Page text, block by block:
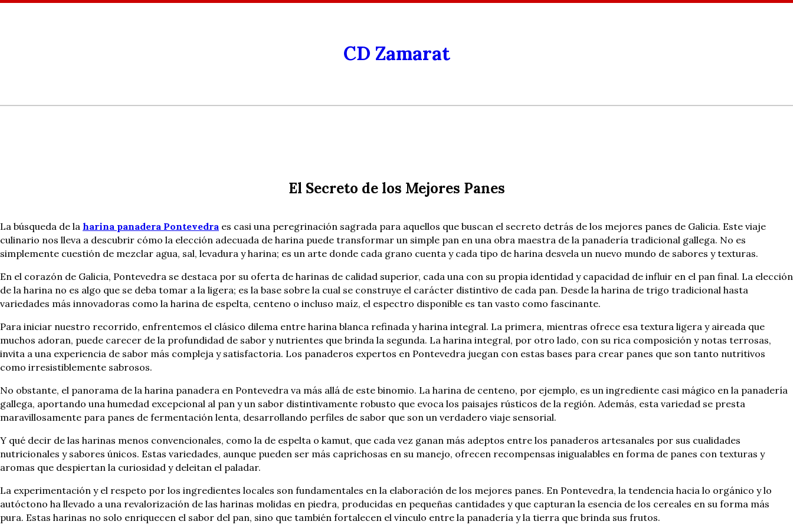
CD Zamarat
El Secreto de los Mejores Panes
La búsqueda de la harina panadera Pontevedra es casi una peregrinación sagrada para aquellos que buscan el secreto detrás de los mejores panes de Galicia. Este viaje
culinario nos lleva a descubrir cómo la elección adecuada de harina puede transformar un simple pan en una obra maestra de la panadería tradicional gallega. No es
simplemente cuestión de mezclar agua, sal, levadura y harina; es un arte donde cada grano cuenta y cada tipo de harina desvela un nuevo mundo de sabores y texturas.
En el corazón de Galicia, Pontevedra se destaca por su oferta de harinas de calidad superior, cada una con su propia identidad y capacidad de influir en el pan final. La elección
de la harina no es algo que se deba tomar a la ligera; es la base sobre la cual se construye el carácter distintivo de cada pan. Desde la harina de trigo tradicional hasta
variedades más innovadoras como la harina de espelta, centeno o incluso maíz, el espectro disponible es tan vasto como fascinante.
Para iniciar nuestro recorrido, enfrentemos el clásico dilema entre harina blanca refinada y harina integral. La primera, mientras ofrece esa textura ligera y aireada que
muchos adoran, puede carecer de la profundidad de sabor y nutrientes que brinda la segunda. La harina integral, por otro lado, con su rica composición y notas terrosas,
invita a una experiencia de sabor más compleja y satisfactoria. Los panaderos expertos en Pontevedra juegan con estas bases para crear panes que son tanto nutritivos
como irresistiblemente sabrosos.
No obstante, el panorama de la harina panadera en Pontevedra va más allá de este binomio. La harina de centeno, por ejemplo, es un ingrediente casi mágico en la panadería
gallega, aportando una humedad excepcional al pan y un sabor distintivamente robusto que evoca los paisajes rústicos de la región. Además, esta variedad se presta
maravillosamente para panes de fermentación lenta, desarrollando perfiles de sabor que son un verdadero viaje sensorial.
Y qué decir de las harinas menos convencionales, como la de espelta o kamut, que cada vez ganan más adeptos entre los panaderos artesanales por sus cualidades
nutricionales y sabores únicos. Estas variedades, aunque pueden ser más caprichosas en su manejo, ofrecen recompensas inigualables en forma de panes con texturas y
aromas que despiertan la curiosidad y deleitan el paladar.
La experimentación y el respeto por los ingredientes locales son fundamentales en la elaboración de los mejores panes. En Pontevedra, la tendencia hacia lo orgánico y lo
autóctono ha llevado a una revalorización de las harinas molidas en piedra, producidas en pequeñas cantidades y que capturan la esencia de los cereales en su forma más
pura. Estas harinas no solo enriquecen el sabor del pan, sino que también fortalecen el vínculo entre la panadería y la tierra que brinda sus frutos.